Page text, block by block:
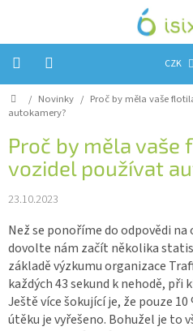
CZK
Úvod
Obchodní
podmínky
a
testy
Kontakty
Napište
nám
Domů
/ Novinky / Proč by měla vaše
autokamery?
Proč by měla
vozidel používat
23.10.2023
Než se ponoříme do odpovědi
dovolte nám začít několika
základě výzkumu organizace
každých 43 sekund k nehodě, při
Ještě více šokující je, že pouze
útěku je vyřešeno. Bohužel je to